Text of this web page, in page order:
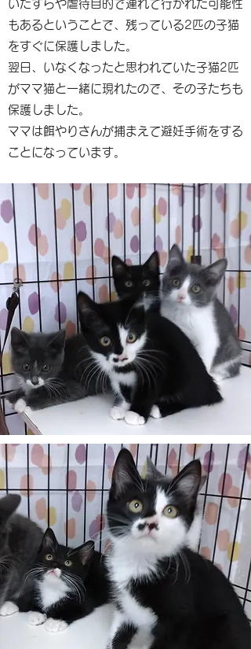
いたずらや虐待目的で連れて行かれた可能性
もあるということで、残っている2匹の子猫
をすぐに保護しました。
翌日、いなくなったと思われていた子猫2匹
がママ猫と一緒に現れたので、その子たちも
保護しました。
ママは餌やりさんが捕まえて避妊手術をする
ことになっています。